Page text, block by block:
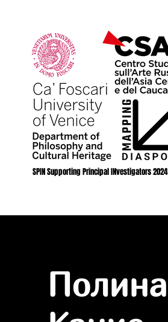
SPIN Supporting Principal INvestigators 2024
Полина